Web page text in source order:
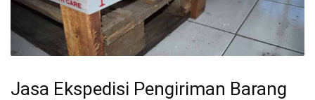
Jasa Ekspedisi Pengiriman Barang